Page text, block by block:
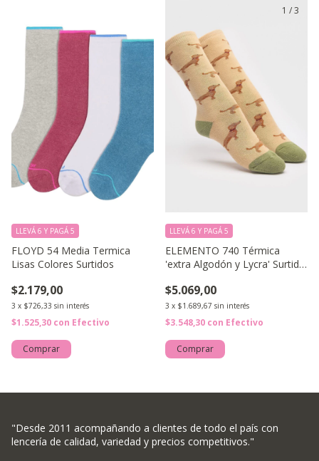
FLOYD 54 Media Termica
Lisas Colores Surtidos
$2.179,00
3 x $726,33 sin interés
LLEVÁ 6 Y PAGÁ 5
$1.525,30 con Efectivo
Comprar
1 /3
ELEMENTO 740 Térmica
'extra Algodón y Lycra' Surtida
$5.069,00
3 x $1.689,67 sin interés
LLEVÁ 6 Y PAGÁ 5
$3.548,30 con Efectivo
Comprar
"Desde 2011 acompañando a clientes de todo el país con
lencería de calidad, variedad y precios competitivos."